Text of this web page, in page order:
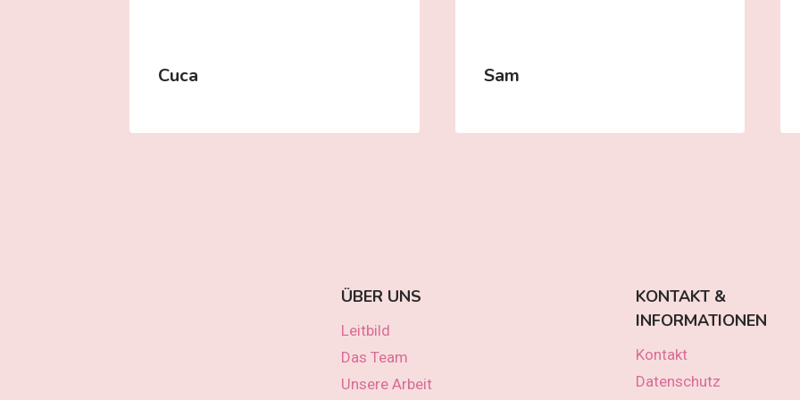
Cuca Sam
ÜBER UNS
Leitbild
Das Team
Unsere Arbeit
KONTAKT &
INFORMATIONEN
Kontakt
Datenschutz